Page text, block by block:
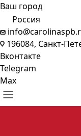
Ваш город
Россия
196084, Санкт-
Вконтакте
Telegram
Max